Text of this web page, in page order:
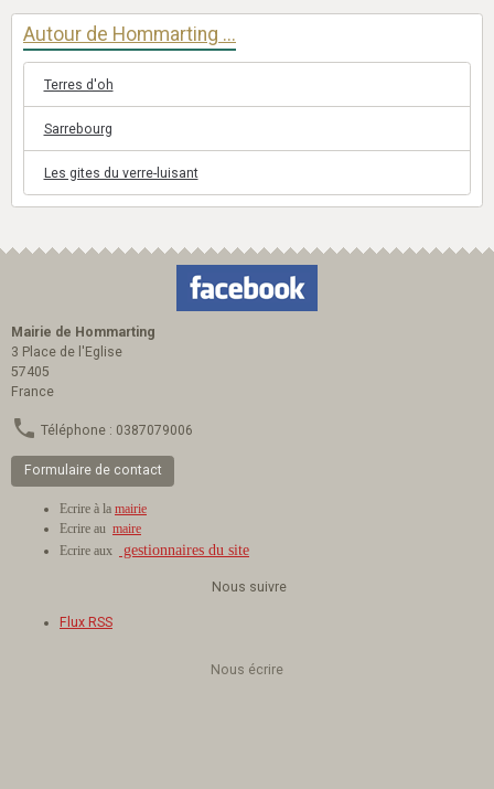
Autour de Hommarting ...
Terres d'oh
Sarrebourg
Les gites du verre-luisant
Mairie de Hommarting
3 Place de l'Eglise
57405
France
Téléphone : 0387079006
Formulaire de contact
Nous écrire
Ecrire à la mairie
Ecrire au maire
Ecrire aux
gestionnaires du site
Nous suivre
Flux RSS